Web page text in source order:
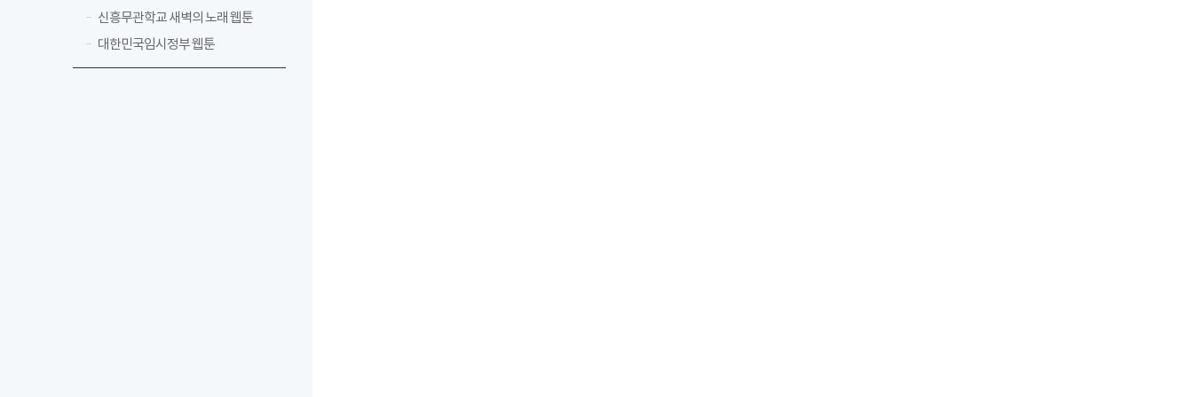
신흥무관학교 새벽의 노래 웹툰
대한민국임시정부 웹툰